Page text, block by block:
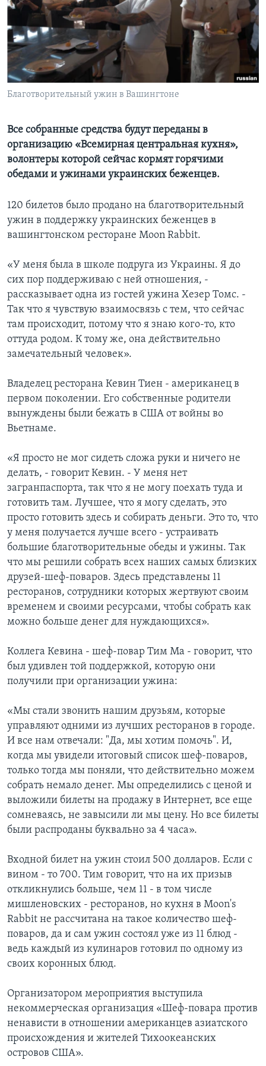
Learning English
СОЦИАЛЬНЫЕ СЕТИ
Благотворительный ужин в Вашингтоне
Все собранные средства будут переданы в
организацию «Всемирная центральная кухня»,
волонтеры которой сейчас кормят горячими
обедами и ужинами украинских беженцев.
120 билетов было продано на благотворительный
ужин в поддержку украинских беженцев в
вашингтонском ресторане Moon Rabbit.
«У меня была в школе подруга из Украины. Я до
сих пор поддерживаю с ней отношения, -
рассказывает одна из гостей ужина Хезер Томс. -
Так что я чувствую взаимосвязь с тем, что сейчас
там происходит, потому что я знаю кого-то, кто
оттуда родом. К тому же, она действительно
замечательный человек».
Владелец ресторана Кевин Тиен - американец в
первом поколении. Его собственные родители
вынуждены были бежать в США от войны во
Вьетнаме.
«Я просто не мог сидеть сложа руки и ничего не
делать, - говорит Кевин. - У меня нет
загранпаспорта, так что я не могу поехать туда и
готовить там. Лучшее, что я могу сделать, это
просто готовить здесь и собирать деньги. Это то, что
у меня получается лучше всего - устраивать
большие благотворительные обеды и ужины. Так
что мы решили собрать всех наших самых близких
друзей-шеф-поваров. Здесь представлены 11
ресторанов, сотрудники которых жертвуют своим
временем и своими ресурсами, чтобы собрать как
можно больше денег для нуждающихся».
Коллега Кевина - шеф-повар Тим Ма - говорит, что
был удивлен той поддержкой, которую они
получили при организации ужина:
«Мы стали звонить нашим друзьям, которые
управляют одними из лучших ресторанов в городе.
И все нам отвечали: "Да, мы хотим помочь". И,
когда мы увидели итоговый список шеф-поваров,
только тогда мы поняли, что действительно можем
собрать немало денег. Мы определились с ценой и
выложили билеты на продажу в Интернет, все еще
сомневаясь, не завысили ли мы цену. Но все билеты
были распроданы буквально за 4 часа».
Входной билет на ужин стоил 500 долларов. Если с
вином - то 700. Тим говорит, что на их призыв
откликнулись больше, чем 11 - в том числе
мишленовских - ресторанов, но кухня в Moon's
Rabbit не рассчитана на такое количество шеф-
поваров, да и сам ужин состоял уже из 11 блюд -
ведь каждый из кулинаров готовил по одному из
своих коронных блюд.
Организатором мероприятия выступила
некоммерческая организация «Шеф-повара против
ненависти в отношении американцев азиатского
происхождения и жителей Тихоокеанских
островов США».